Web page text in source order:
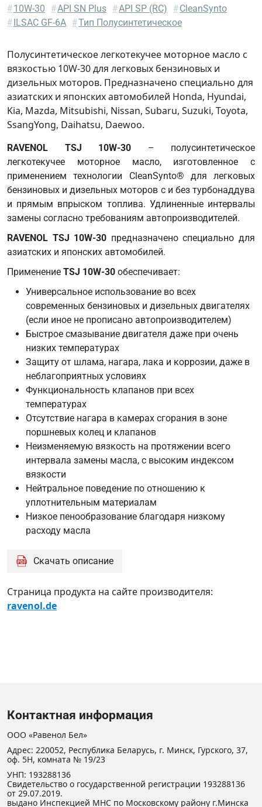
Chrysler
MS-
Fiat
9.55535-
CR1
#10W-30 #API SN Plus #API SP (RC) #CleanSynto
#ILSAC GF-6A #Тип Полусинтетическое
Полусинтетическое легкотекучее моторное масло с
вязкостью 10W-30 для легковых бензиновых и
дизельных моторов. Предназначено специально для
азиатских и японских автомобилей Honda, Hyundai,
Kia, Mazda, Mitsubishi, Nissan, Subaru, Suzuki, Toyota,
SsangYong, Daihatsu, Daewoo.
RAVENOL TSJ 10W-30 – полусинтетическое
легкотекучее моторное масло, изготовленное с
применением технологии CleanSynto® для легковых
бензиновых и дизельных моторов с и без турбонаддува
и прямым впрыском топлива. Удлиненные интервалы
замены согласно требованиям автопроизводителей.
RAVENOL TSJ 10W-30 предназначено специально для
азиатских и японских автомобилей.
Применение TSJ 10W-30 обеспечивает:
Универсальное использование во всех
современных бензиновых и дизельных двигателях
(если иное не прописано автопроизводителем)
Быстрое смазывание двигателя даже при очень
низких температурах
Защиту от шлама, нагара, лака и коррозии, даже в
неблагоприятных условиях
Функциональность клапанов при всех
температурах
Отсутствие нагара в камерах сгорания в зоне
поршневых колец и клапанов
Неизменяемую вязкость на протяжении всего
интервала замены масла, с высоким индексом
вязкости
Нейтральное поведение по отношению к
уплотнительным материалам
Низкое пенообразование благодаря низкому
расходу масла
Скачать описание
Страница продукта на сайте производителя:
ravenol.de
Контактная информация
ООО «Равенол Бел»
Адрес: 220052, Республика Беларусь, г. Минск, Гурского, 37,
оф. 5Н, комната № 19/23
УНП: 193288136
Свидетельство о государственной регистрации 193288136
от 29.07.2019.
выдано Инспекцией МНС по Московскому району г.Минска